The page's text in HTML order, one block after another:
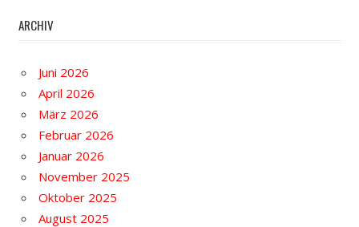
ARCHIV
Juni 2026
April 2026
März 2026
Februar 2026
Januar 2026
November 2025
Oktober 2025
August 2025